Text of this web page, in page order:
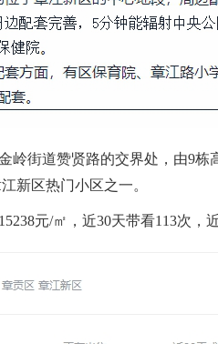
街道赞贤路的交界处，由9栋
新区热门小区之一。
元/㎡，近30天带看113次，近